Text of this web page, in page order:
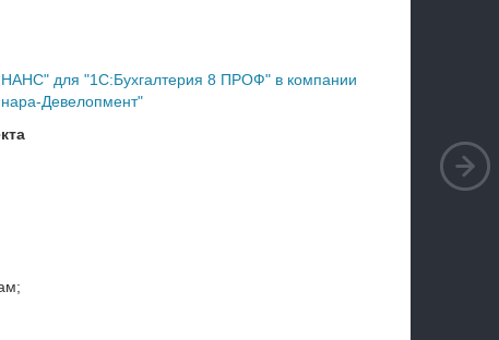
для "1С:Бухгалтерия 8 ПРОФ" в компании
Девелопмент"